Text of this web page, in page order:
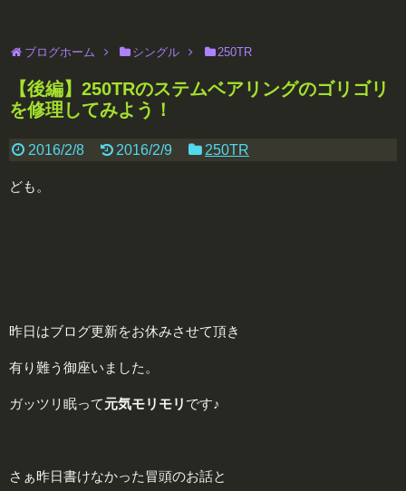
ブログホーム シングル 250TR
【後編】250TRのステムベアリングのゴリゴリ
を修理してみよう！
2016/2/8 2016/2/9 250TR
ども。
昨日はブログ更新をお休みさせて頂き
有り難う御座いました。
ガッツリ眠って元気モリモリ です♪
さぁ昨日書けなかった冒頭のお話と